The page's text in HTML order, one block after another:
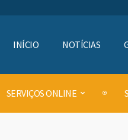
INÍCIO NOTÍCIAS
SERVIÇOS ONLINE